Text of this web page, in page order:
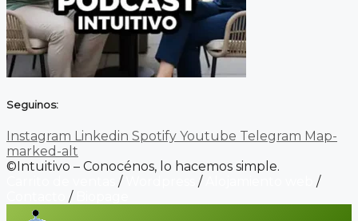
Seguinos:
Instagram Linkedin Spotify Youtube Telegram Map-
marked-alt
©Intuitivo – Conocénos, lo hacemos simple.
/ /
/
/